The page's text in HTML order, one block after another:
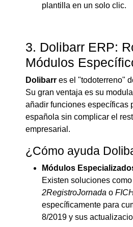
plantilla en un solo clic.
3. Dolibarr ERP:
Módulos
Dolibarr es el "todoterreno"
Su gran ventaja es su
añadir funciones específicas
española sin complicar el
empresarial.
¿Cómo ayuda
Módulos
Existen soluciones
2RegistroJornada o
específicamente para
8/2019 y sus